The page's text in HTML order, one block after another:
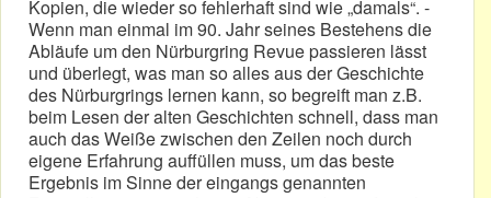
Kopien, die wieder so fehlerhaft sind wie „damals“. -
Wenn man einmal im 90. Jahr seines Bestehens die
Abläufe um den Nürburgring Revue passieren lässt
und überlegt, was man so alles aus der Geschichte
des Nürburgrings lernen kann, so begreift man z.B.
beim Lesen der alten Geschichten schnell, dass man
auch das Weiße zwischen den Zeilen noch durch
eigene Erfahrung auffüllen muss, um das beste
Ergebnis im Sinne der eingangs genannten